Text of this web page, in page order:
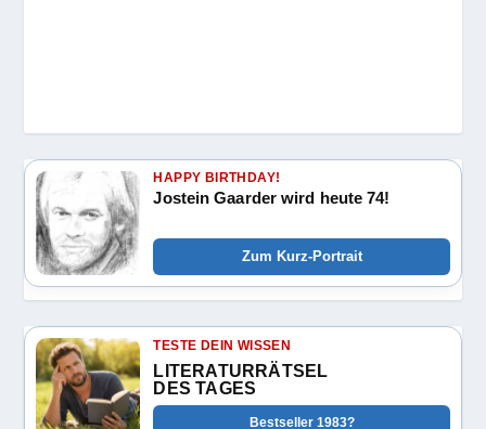
HAPPY BIRTHDAY!
Jostein Gaarder wird heute 74!
Zum Kurz-Portrait
TESTE DEIN WISSEN
LITERATURRÄTSEL
DES TAGES
Bestseller 1983?